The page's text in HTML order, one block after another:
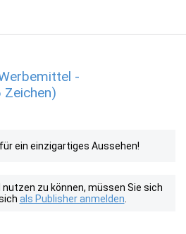
-
ein einzigartiges Aussehen!
zu können, müssen Sie sich
als Publisher anmelden